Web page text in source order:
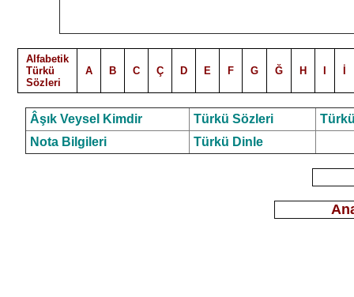
Alfabetik
Türkü
Sözleri
A B C Ç D E F G Ğ H
Âşık Veysel Kimdir Türkü Sözleri
Nota Bilgileri
Türkü Dinle